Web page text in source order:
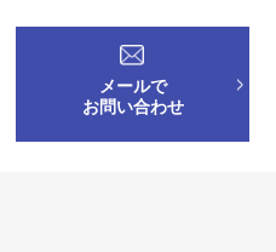
メールで
お問い合わせ